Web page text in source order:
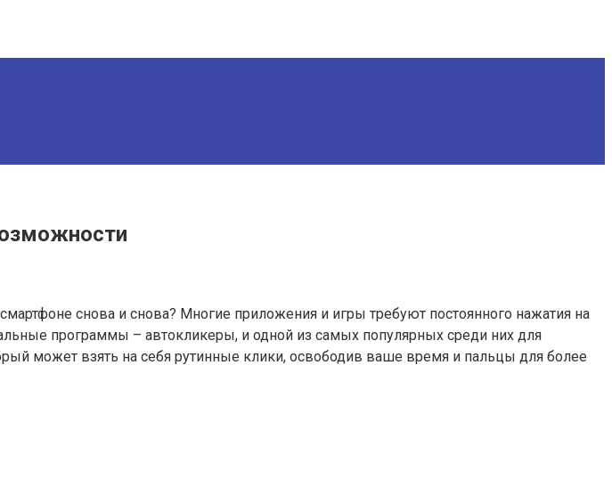
снова и снова? Многие приложения и игры требуют постоянного нажатия на
программы – автокликеры, и одной из самых популярных среди них для
может взять на себя рутинные клики, освободив ваше время и пальцы для более